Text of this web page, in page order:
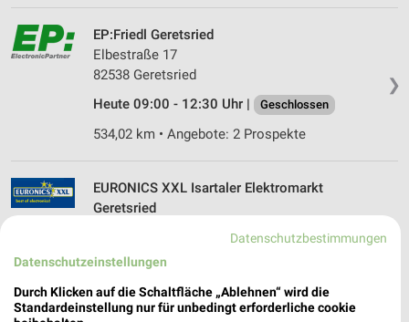
❯
EP:Friedl Geretsried
Elbestraße 17
82538 Geretsried
Heute 09:00 - 12:30 Uhr |
Geschlossen
534,02 km • Angebote: 2 Prospekte
EURONICS XXL Isartaler Elektromarkt
Geretsried
533,77 km
Datenschutzbestimmungen
Datenschutzeinstellungen
Durch Klicken auf die Schaltfläche „Ablehnen“ wird die
Standardeinstellung nur für unbedingt erforderliche cookie